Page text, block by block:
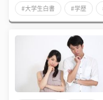
#大学生白書 #学歴